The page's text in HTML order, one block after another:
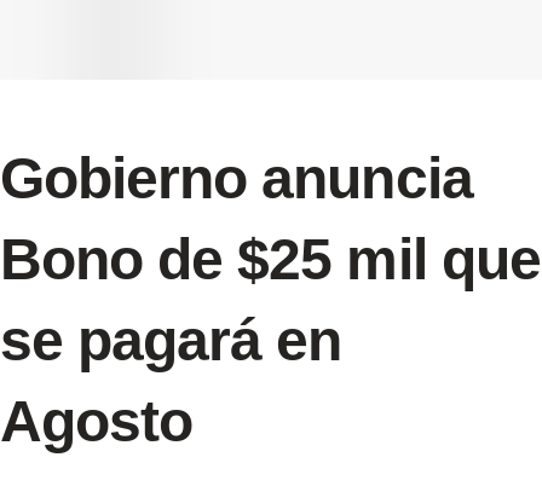
Gobierno anuncia
Bono de $25 mil que
se pagará en
Agosto